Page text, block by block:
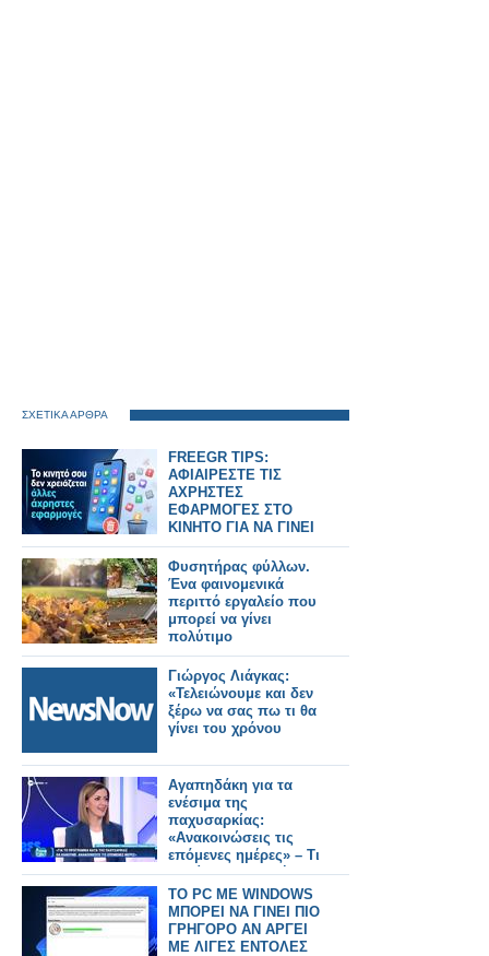
ΣΧΕΤΙΚΑ ΑΡΘΡΑ
FREEGR TIPS:
ΑΦΙΑΙΡΕΣΤΕ ΤΙΣ
ΑΧΡΗΣΤΕΣ
ΕΦΑΡΜΟΓΕΣ ΣΤΟ
ΚΙΝΗΤΟ ΓΙΑ ΝΑ ΓΙΝΕΙ
ΠΙΟ ΓΡΗΓΟΡΟ
Φυσητήρας φύλλων.
Ένα φαινομενικά
περιττό εργαλείο που
μπορεί να γίνει
πολύτιμο
Γιώργος Λιάγκας:
«Τελειώνουμε και δεν
ξέρω να σας πω τι θα
γίνει του χρόνου
Αγαπηδάκη για τα
ενέσιμα της
παχυσαρκίας:
«Ανακοινώσεις τις
επόμενες ημέρες» – Τι
θα γίνει με τους ήδη
ενταγμένους
δικαιούχους (video)
TO PC ME WINDOWS
ΜΠΟΡΕΙ ΝΑ ΓΙΝΕΙ ΠΙΟ
ΓΡΗΓΟΡΟ ΑΝ ΑΡΓΕΙ
ΜΕ ΛΙΓΕΣ ΕΝΤΟΛΕΣ